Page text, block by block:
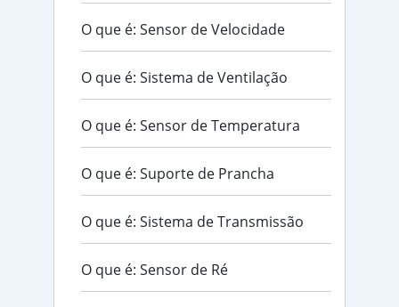
O que é: Sensor de Velocidade
O que é: Sistema de Ventilação
O que é: Sensor de Temperatura
O que é: Suporte de Prancha
O que é: Sistema de Transmissão
O que é: Sensor de Ré